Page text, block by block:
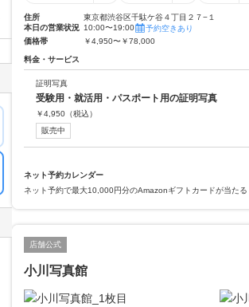
住所
東京都渋谷区千駄ケ谷４丁目２７−１
本日の営業状況 10:00〜19:00
予約空きあり
価格帯
￥4,950〜￥78,000
料金・サービス
証明写真
受験用・就活用・パスポート用の証明写真
￥4,950 （税込）
販売中
ネット予約カレンダー
ネット予約で最大10,000円分のAmazonギフトカードが当たる
店舗公式
小川写真館